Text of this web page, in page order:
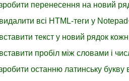
перенесення на новий
всі HTML-теги у
текст у новий рядок
пробіл між словами і
останню латинську